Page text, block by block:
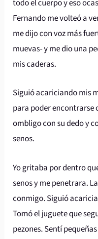
todo el cuerpo y eso
Fernando me volteó a
me dijo con voz más
muevas- y me dio una
mis caderas.
Siguió acariciando mis
para poder encontrarse
ombligo con su dedo y
senos.
Yo gritaba por dentro
senos y me penetrara.
conmigo. Siguió
Tomó el juguete que
pezones. Sentí